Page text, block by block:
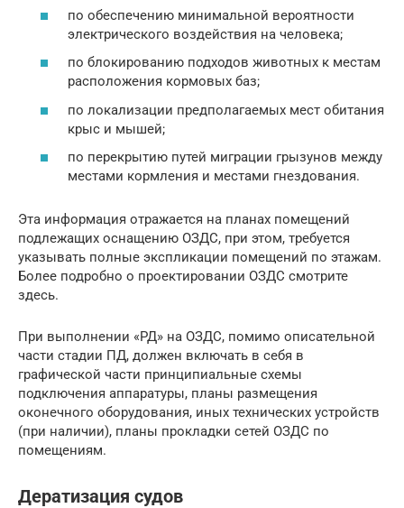
по обеспечению минимальной вероятности
электрического воздействия на человека;
по блокированию подходов животных к местам
расположения кормовых баз;
по локализации предполагаемых мест обитания
крыс и мышей;
по перекрытию путей миграции грызунов между
местами кормления и местами гнездования.
Эта информация отражается на планах помещений
подлежащих оснащению ОЗДС, при этом, требуется
указывать полные экспликации помещений по этажам.
Более подробно о проектировании ОЗДС смотрите
здесь.
При выполнении «РД» на ОЗДС, помимо описательной
части стадии ПД, должен включать в себя в
графической части принципиальные схемы
подключения аппаратуры, планы размещения
оконечного оборудования, иных технических устройств
(при наличии), планы прокладки сетей ОЗДС по
помещениям.
Дератизация судов